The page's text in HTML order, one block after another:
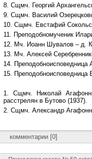
8. Сщмч. Георгий
9. Сщмч. Василий
10. Сщмч. Евстафий
11. Преподобномученик
12. Мч. Иоанн Шувалов – д.
13. Мч. Алексей
14.
15. Преподобноисповедница
1. Сщмч. Николай
расстрелян в Бутово (1937).
2. Сщмч. Александр
комментарии [0]